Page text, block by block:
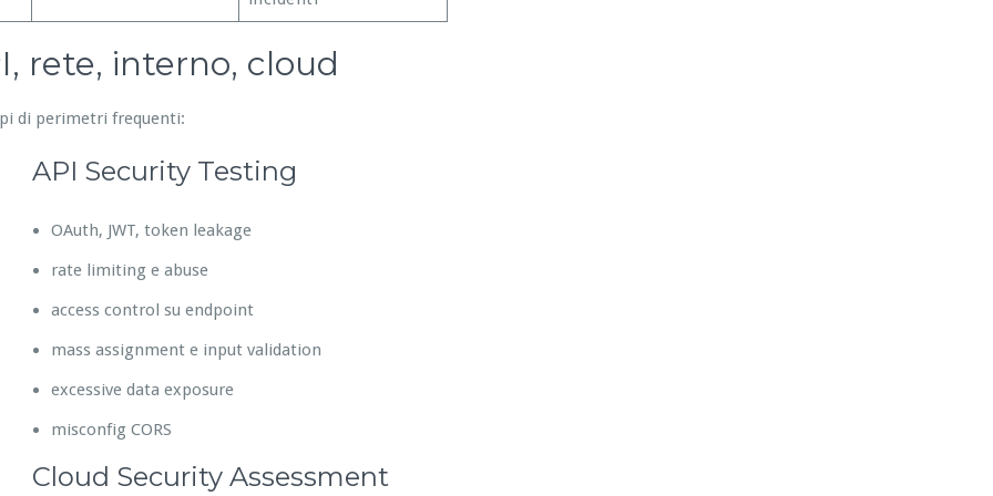
rete, interno, cloud
di perimetri frequenti:
API Security Testing
OAuth, JWT, token leakage
rate limiting e abuse
access control su endpoint
mass assignment e input validation
excessive data exposure
misconfig CORS
Cloud Security Assessment